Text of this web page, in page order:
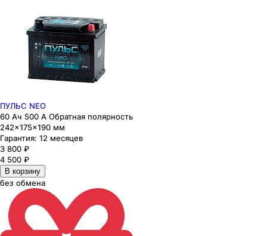
ПУЛЬС NEO
60 Ач 500 А Обратная полярность
242×175×190 мм
Гарантия: 12 месяцев
3 800 ₽
4 500 ₽
В корзину
без обмена